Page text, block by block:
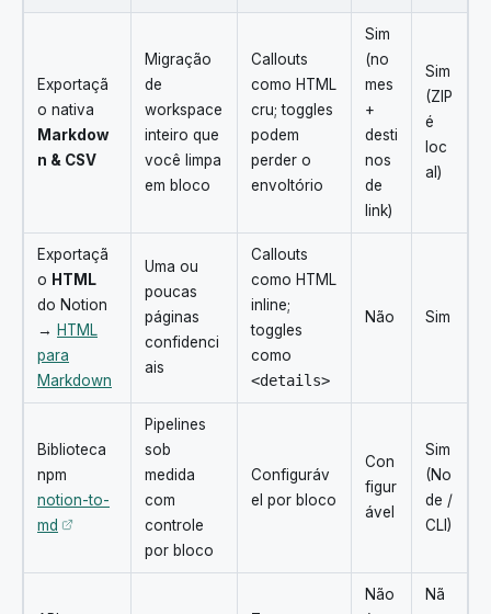
Exportaçã
o nativa
Markdow
n & CSV
Migração
de
workspace
inteiro que
você limpa
em bloco
Callouts
como HTML
cru; toggles
podem
perder o
envoltório
Sim
(no
mes
+
desti
nos
de
link)
Sim
(ZIP
é
loc
al)
Exportaçã
o HTML
do Notion
→ HTML
para
Markdown
Uma ou
poucas
páginas
confidenci
ais
Callouts
como HTML
inline;
toggles
como
<details>
Não Sim
Biblioteca
npm
notion-to-
md
Abre em uma nova aba
Pipelines
sob
medida
com
controle
por bloco
Configuráv
el por bloco
Con
figur
ável
Sim
(No
de /
CLI)
Não
Nã